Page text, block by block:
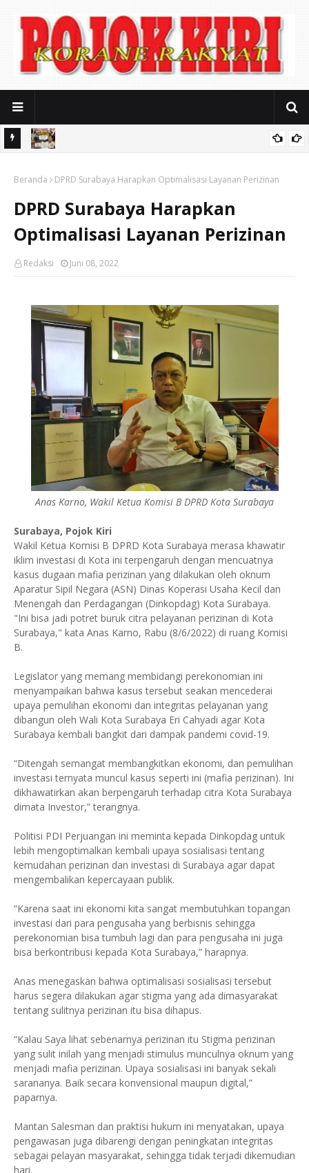
Lalu Lintas Tetap Terbengkalai, Bupati Diminta Evaluasi Kadishub
Beranda DPRD Surabaya Harapkan Optimalisasi Layanan Perizinan
DPRD Surabaya Harapkan
Optimalisasi Layanan Perizinan
Redaksi Juni 08, 2022
Anas Karno, Wakil Ketua Komisi B DPRD Kota Surabaya
Surabaya, Pojok Kiri
Wakil Ketua Komisi B DPRD Kota Surabaya merasa khawatir
iklim investasi di Kota ini terpengaruh dengan mencuatnya
kasus dugaan mafia perizinan yang dilakukan oleh oknum
Aparatur Sipil Negara (ASN) Dinas Koperasi Usaha Kecil dan
Menengah dan Perdagangan (Dinkopdag) Kota Surabaya.
"Ini bisa jadi potret buruk citra pelayanan perizinan di Kota
Surabaya," kata Anas Karno, Rabu (8/6/2022) di ruang Komisi
B.
Legislator yang memang membidangi perekonomian ini
menyampaikan bahwa kasus tersebut seakan mencederai
upaya pemulihan ekonomi dan integritas pelayanan yang
dibangun oleh Wali Kota Surabaya Eri Cahyadi agar Kota
Surabaya kembali bangkit dari dampak pandemi covid-19.
“Ditengah semangat membangkitkan ekonomi, dan pemulihan
investasi ternyata muncul kasus seperti ini (mafia perizinan). Ini
dikhawatirkan akan berpengaruh terhadap citra Kota Surabaya
dimata Investor,” terangnya.
Politisi PDI Perjuangan ini meminta kepada Dinkopdag untuk
lebih mengoptimalkan kembali upaya sosialisasi tentang
kemudahan perizinan dan investasi di Surabaya agar dapat
mengembalikan kepercayaan publik.
“Karena saat ini ekonomi kita sangat membutuhkan topangan
investasi dari para pengusaha yang berbisnis sehingga
perekonomian bisa tumbuh lagi dan para pengusaha ini juga
bisa berkontribusi kepada Kota Surabaya,” harapnya.
Anas menegaskan bahwa optimalisasi sosialisasi tersebut
harus segera dilakukan agar stigma yang ada dimasyarakat
tentang sulitnya perizinan itu bisa dihapus.
“Kalau Saya lihat sebenarnya perizinan itu Stigma perizinan
yang sulit inilah yang menjadi stimulus munculnya oknum yang
menjadi mafia perizinan. Upaya sosialisasi ini banyak sekali
sarananya. Baik secara konvensional maupun digital,”
paparnya.
Mantan Salesman dan praktisi hukum ini menyatakan, upaya
pengawasan juga dibarengi dengan peningkatan integritas
sebagai pelayan masyarakat, sehingga tidak terjadi dikemudian
hari.